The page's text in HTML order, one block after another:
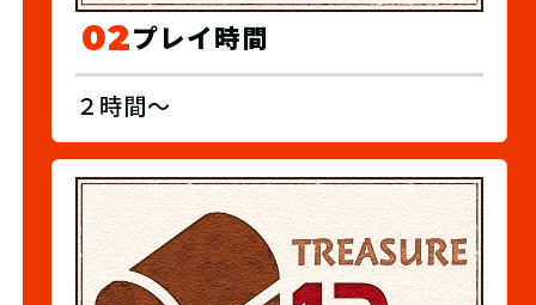
02プレイ時間
２時間～